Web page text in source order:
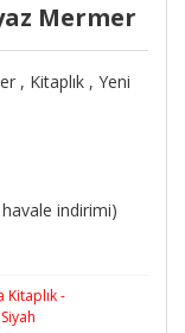
Mermer
, Kitaplık , Yeni
indirimi)